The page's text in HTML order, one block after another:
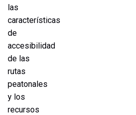
las
características
de
accesibilidad
de las
rutas
peatonales
y los
recursos